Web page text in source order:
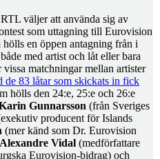
väljer att använda sig av
som uttagning till Eurovision
en öppen antagning från i
med artist och låt eller bara
matchningar mellan artister
de 83 låtar som skickats in fick
hölls den 24:e, 25:e och 26:e
Gunnarsson (från Sveriges
producent för Islands
(mer känd som Dr. Eurovision
Vidal (medförfattare
Eurovision-bidrag) och